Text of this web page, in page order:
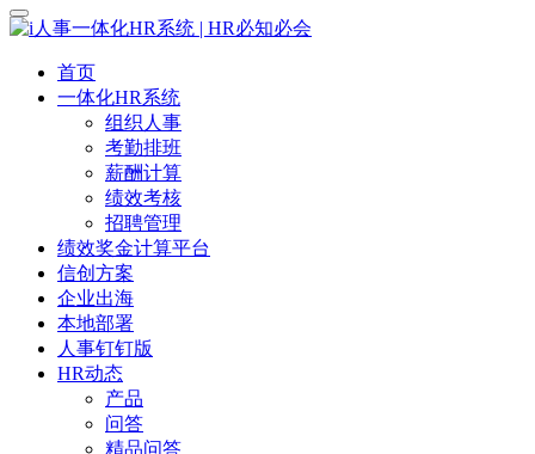
首页
一体化HR系统
组织人事
考勤排班
薪酬计算
绩效考核
招聘管理
绩效奖金计算平台
信创方案
企业出海
本地部署
人事钉钉版
HR动态
产品
问答
精品问答